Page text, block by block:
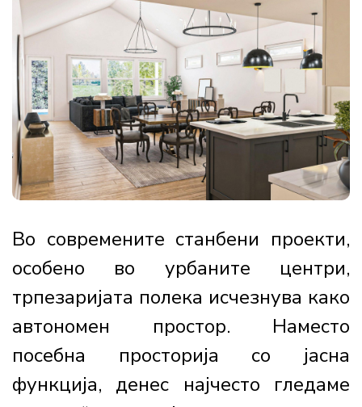
Во современите станбени проекти,
особено во урбаните центри,
трпезаријата полека исчезнува како
автономен простор. Наместо
посебна просторија со јасна
функција, денес најчесто гледаме